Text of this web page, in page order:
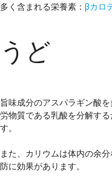
多く含まれる栄養素： βカロ
うど
旨味成分のアスパラギン酸
労物質である乳酸を分解す
す。
また、カリウムは体内の余
防に効果があります。